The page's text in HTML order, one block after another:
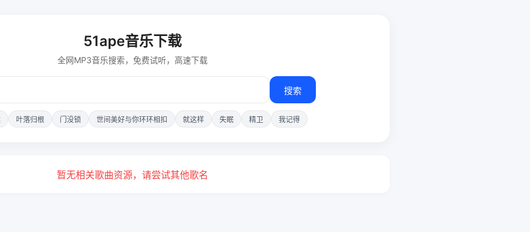
51ape音乐下载
全网MP3音乐搜索，免费试听，高速下载
搜索
叶落归根 门没锁 世间美好与你环环相扣 就这样 失眠 精卫 我记得
暂无相关歌曲资源，请尝试其他歌名